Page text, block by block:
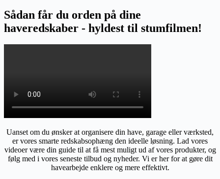
Sådan får du orden på dine
haveredskaber - hyldest til stumfilmen!
Uanset om du ønsker at organisere din have, garage eller værksted,
er vores smarte redskabsophæng den ideelle løsning. Lad vores
videoer være din guide til at få mest muligt ud af vores produkter, og
følg med i vores seneste tilbud og nyheder. Vi er her for at gøre dit
havearbejde enklere og mere effektivt.